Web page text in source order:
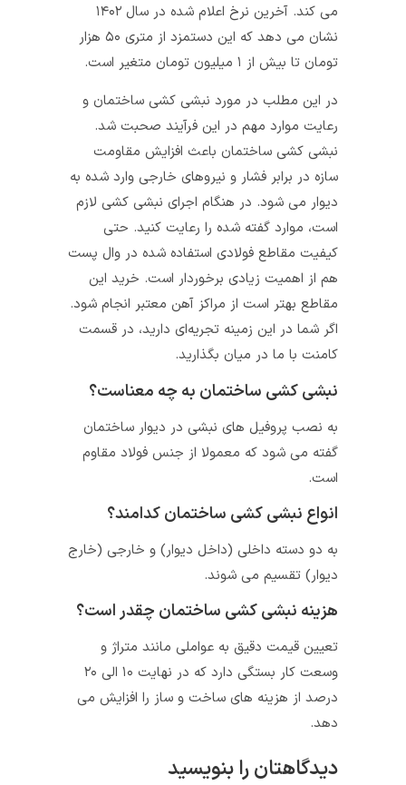
می کند. آخرین نرخ اعلام شده در سال ۱۴۰۲
نشان می دهد که این دستمزد از متری ۵۰ هزار
تومان تا بیش از ۱ میلیون تومان متغیر است.
در این مطلب در مورد نبشی کشی ساختمان و
رعایت موارد مهم در این فرآیند صحبت شد.
نبشی کشی ساختمان باعث افزایش مقاومت
سازه در برابر فشار و نیروهای خارجی وارد شده به
دیوار می‌ شود. در هنگام اجرای نبشی کشی لازم
است، موارد گفته شده را رعایت کنید. حتی
کیفیت مقاطع فولادی استفاده شده در وال پست
هم از اهمیت زیادی برخوردار است. خرید این
مقاطع بهتر است از مراکز آهن معتبر انجام شود.
اگر شما در این زمینه تجریه‌ای دارید، در قسمت
کامنت با ما در میان بگذارید.
نبشی کشی ساختمان به چه معناست؟
به نصب پروفیل های نبشی در دیوار ساختمان
گفته می شود که معمولا از جنس فولاد مقاوم
انواع نبشی کشی ساختمان کدامند؟
به دو دسته داخلی (داخل دیوار) و خارجی (خارج
دیوار) تقسیم می شوند.
هزینه نبشی کشی ساختمان چقدر است؟
تعیین قیمت دقیق به عواملی مانند متراژ و
وسعت کار بستگی دارد که در نهایت ۱۰ الی ۲۰
درصد از هزینه های ساخت و ساز را افزایش می
دیدگاهتان را بنویسید